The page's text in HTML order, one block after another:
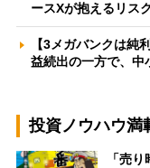
ースXが抱えるリス
【3メガバンクは純
益続出の一方で、
投資ノウハウ満
「売